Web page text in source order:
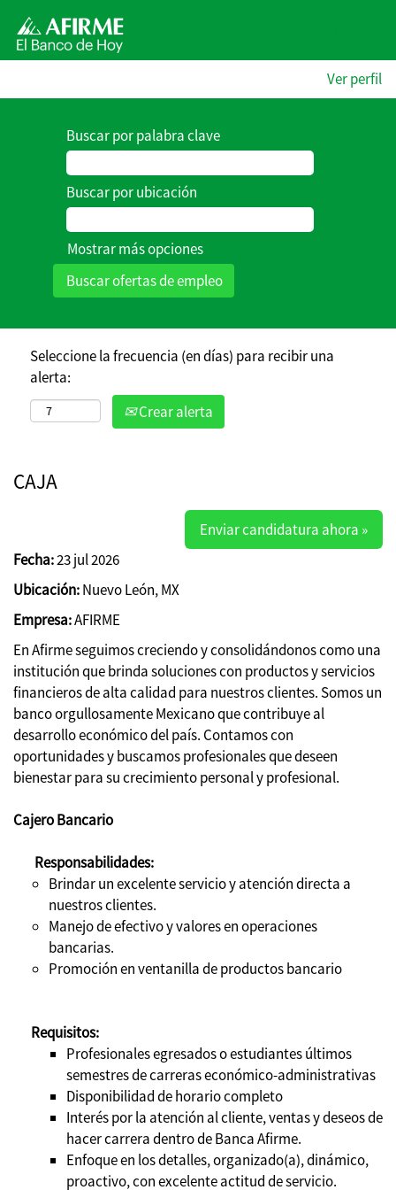
Ver perfil
Buscar por palabra clave
Buscar por ubicación
Mostrar más opciones
Seleccione la frecuencia (en días) para recibir una
alerta:
Crear alerta
CAJA
Enviar candidatura ahora »
Fecha:23 jul 2026
Ubicación:Nuevo León, MX
Empresa:AFIRME
En Afirme seguimos creciendo y consolidándonos como una
institución que brinda soluciones con productos y servicios
financieros de alta calidad para nuestros clientes. Somos un
banco orgullosamente Mexicano que contribuye al
desarrollo económico del país. Contamos con
oportunidades y buscamos profesionales que deseen
bienestar para su crecimiento personal y profesional.
Cajero Bancario
Responsabilidades:
Brindar un excelente servicio y atención directa a
nuestros clientes.
Manejo de efectivo y valores en operaciones
bancarias.
Promoción en ventanilla de productos bancario
Requisitos:
Profesionales egresados o estudiantes últimos
semestres de carreras económico-administrativas
Disponibilidad de horario completo
Interés por la atención al cliente, ventas y deseos de
hacer carrera dentro de Banca Afirme.
Enfoque en los detalles, organizado(a), dinámico,
proactivo, con excelente actitud de servicio.